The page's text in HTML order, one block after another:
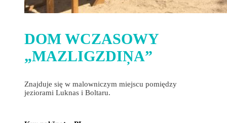
DOM WCZASOWY
„MAZLIGZDIŅA”
Znajduje się w malowniczym miejscu pomiędzy
jeziorami Luknas i Boltaru.